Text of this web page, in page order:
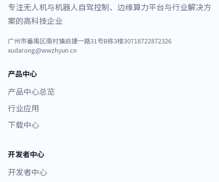
专注无人机与机器人自驾控制、边缘算力平台与行业解决方
案的高科技企业
广州市番禺区南村镇启捷一路31号B栋3楼30718722872326
xudarong@wwzhyun.cn
产品中心
产品中心总览
行业应用
下载中心
开发者中心
开发者中心